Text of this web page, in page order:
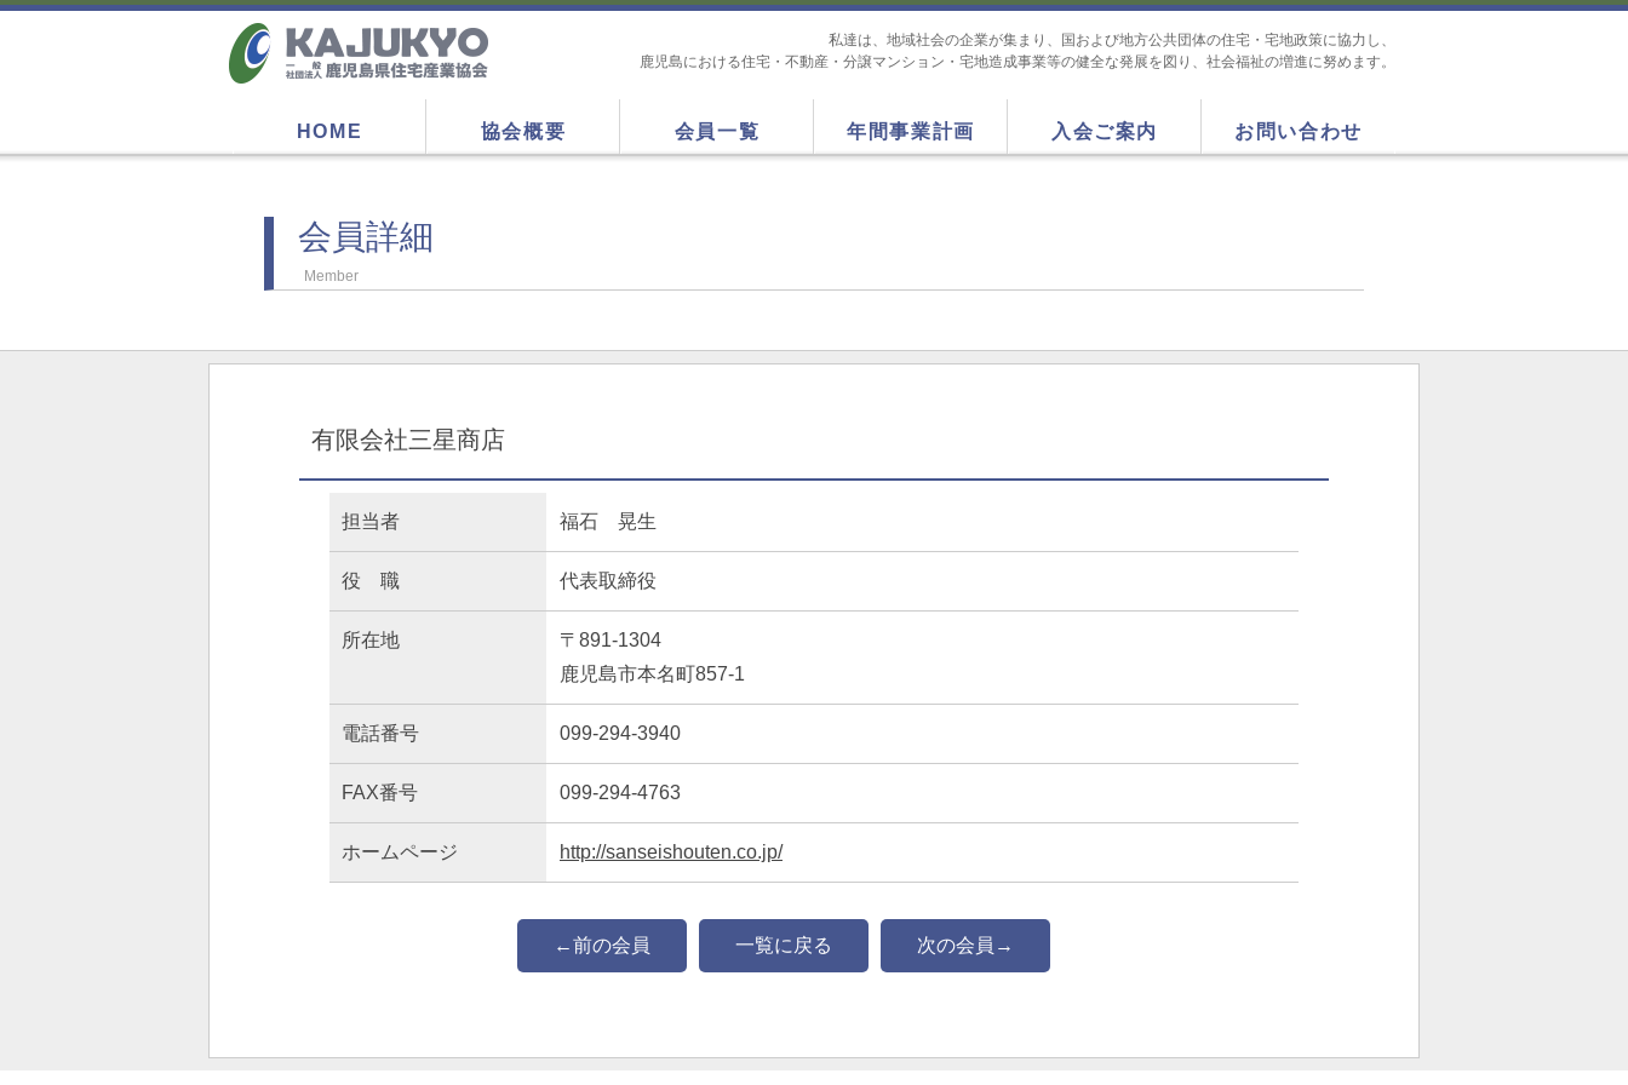
私達は、地域社会の企業が集まり、国および地方公共団体の住宅・宅地政策に協力し、
鹿児島における住宅・不動産・分譲マンション・宅地造成事業等の健全な発展を図り、社会福祉の増進に努めます。
HOME 協会概要 会員一覧 年間事業計画 入会ご案内 お問い合わせ
会員詳細
Member
有限会社三星商店
担当者 福石 晃生
役 職 代表取締役
所在地
〒891-1304
鹿児島市本名町857-1
電話番号 099-294-3940
FAX番号 099-294-4763
ホームページ http://sanseishouten.co.jp/
←前の会員 一覧に戻る 次の会員→